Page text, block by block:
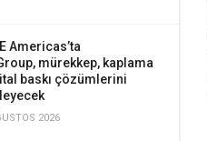
Americas’ta
mürekkep, kaplama
baskı çözümlerini
2026